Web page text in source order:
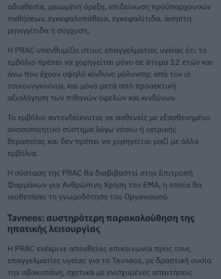
αδιαθεσία, μειωμένη όρεξη, επιδείνωση προϋπαρχουσών
παθήσεων, εγκεφαλοπάθεια, εγκεφαλίτιδα, άσηπτη
μηνιγγίτιδα ή σύγχυση.
Η PRAC υπενθυμίζει στους επαγγελματίες υγείας ότι το
εμβόλιο πρέπει να χορηγείται μόνο σε άτομα 12 ετών και
άνω που έχουν υψηλό κίνδυνο μόλυνσης από τον ιό
τσικουνγκούνια, και μόνο μετά από προσεκτική
αξιολόγηση των πιθανών οφελών και κινδύνων.
Το εμβόλιο αντενδείκνυται σε ασθενείς με εξασθενημένο
ανοσοποιητικό σύστημα λόγω νόσου ή ιατρικής
θεραπείας και δεν πρέπει να χορηγείται μαζί με άλλα
εμβόλια.
Η σύσταση της PRAC θα διαβιβαστεί στην Επιτροπή
Φαρμάκων για Ανθρώπινη Χρήση του EMA, η οποία θα
υιοθετήσει τη γνωμοδότηση του Οργανισμού.
Tavneos: αυστηρότερη παρακολούθηση της
ηπατικής λειτουργίας
Η PRAC ενέκρινε απευθείας επικοινωνία προς τους
επαγγελματίες υγείας για το Tavneos, με δραστική ουσία
την αβακοπάνη, σχετικά με ενισχυμένες απαιτήσεις